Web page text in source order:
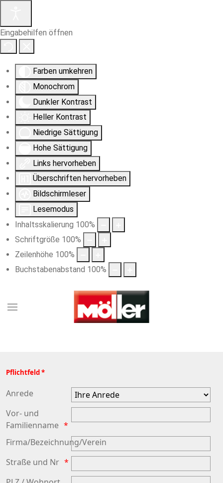
Eingabehilfen öffnen
Farben umkehren
Monochrom
Dunkler Kontrast
Heller Kontrast
Niedrige Sättigung
Hohe Sättigung
Links hervorheben
Überschriften hervorheben
Bildschirmleser
Lesemodus
Inhaltsskalierung 100%
Schriftgröße 100%
Zeilenhöhe 100%
Buchstabenabstand 100%
Pflichtfeld *
Anrede
Vor- und
Familienname
Firma/Bezeichnung/Verein
Straße und Nr